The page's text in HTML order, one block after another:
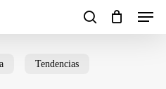
search
Menu
Close
Tendencias